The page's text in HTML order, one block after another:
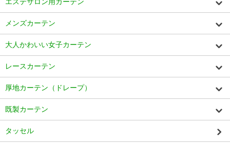
メンズカーテン
大人かわいい女子カーテン
レースカーテン
厚地カーテン（ドレープ）
既製カーテン
タッセル